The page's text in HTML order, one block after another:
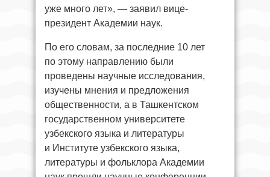
уже много лет», — заявил вице-
президент Академии наук.
По его словам, за последние 10 лет
по этому направлению были
проведены научные исследования,
изучены мнения и предложения
общественности, а в Ташкентском
государственном университете
узбекского языка и литературы
и Институте узбекского языка,
литературы и фольклора Академии